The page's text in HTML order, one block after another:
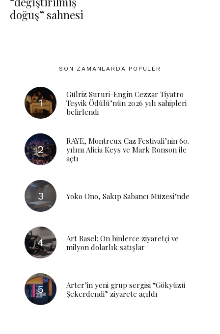
doğuş” sahnesi
SON ZAMANLARDA POPÜLER
Gülriz Sururi-Engin Cezzar Tiyatro
Teşvik Ödülü’nün 2026 yılı sahipleri
belirlendi
RAYE, Montreux Caz Festivali’nin 60.
yılını Alicia Keys ve Mark Ronson ile
açtı
Yoko Ono, Sakıp Sabancı Müzesi’nde
Art Basel: On binlerce ziyaretçi ve
milyon dolarlık satışlar
Arter’in yeni grup sergisi “Gökyüzü
Şekerdendi” ziyarete açıldı